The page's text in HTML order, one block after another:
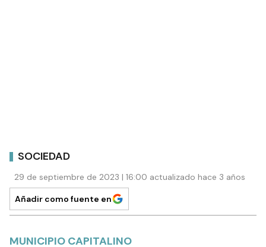
SOCIEDAD
29 de septiembre de 2023 | 16:00 actualizado hace 3 años
Añadir como fuente en
MUNICIPIO CAPITALINO